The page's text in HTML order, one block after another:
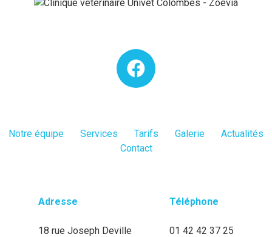
Notre équipe Services Tarifs Galerie
Actualités
Contact
Adresse
18 rue Joseph Deville
Téléphone
01 42 42 37 25